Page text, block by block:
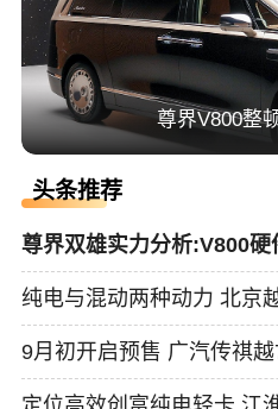
尊界V800整
头条推荐
尊界双雄实力分析:V800硬
纯电与混动两种动力 北京
9月初开启预售 广汽传祺